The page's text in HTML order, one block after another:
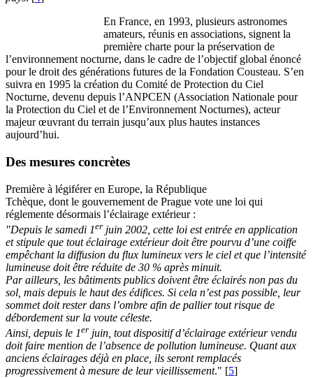
En France, en 1993, plusieurs astronomes
amateurs, réunis en associations, signent la
première charte pour la préservation de
l’environnement nocturne, dans le cadre de l’objectif global énoncé
pour le droit des générations futures de la Fondation Cousteau. S’en
suivra en 1995 la création du Comité de Protection du Ciel
Nocturne, devenu depuis l’ANPCEN (Association Nationale pour
la Protection du Ciel et de l’Environnement Nocturnes), acteur
majeur œuvrant du terrain jusqu’aux plus hautes instances
aujourd’hui.
Des mesures concrètes
Première à légiférer en Europe, la République
Tchèque, dont le gouvernement de Prague vote une loi qui
réglemente désormais l’éclairage extérieur :
"Depuis le samedi 1er juin 2002, cette loi est entrée en application
et stipule que tout éclairage extérieur doit être pourvu d’une coiffe
empêchant la diffusion du flux lumineux vers le ciel et que l’intensité
lumineuse doit être réduite de 30 % après minuit.
Par ailleurs, les bâtiments publics doivent être éclairés non pas du
sol, mais depuis le haut des édifices. Si cela n’est pas possible, leur
sommet doit rester dans l’ombre afin de pallier tout risque de
débordement sur la voute céleste.
Ainsi, depuis le 1er juin, tout dispositif d’éclairage extérieur vendu
doit faire mention de l’absence de pollution lumineuse. Quant aux
anciens éclairages déjà en place, ils seront remplacés
progressivement à mesure de leur vieillissement." [5]